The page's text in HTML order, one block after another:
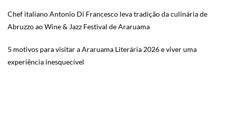
Chef italiano Antonio Di Francesco leva tradição da culinária de
Abruzzo ao Wine & Jazz Festival de Araruama
5 motivos para visitar a Araruama Literária 2026 e viver uma
experiência inesquecível